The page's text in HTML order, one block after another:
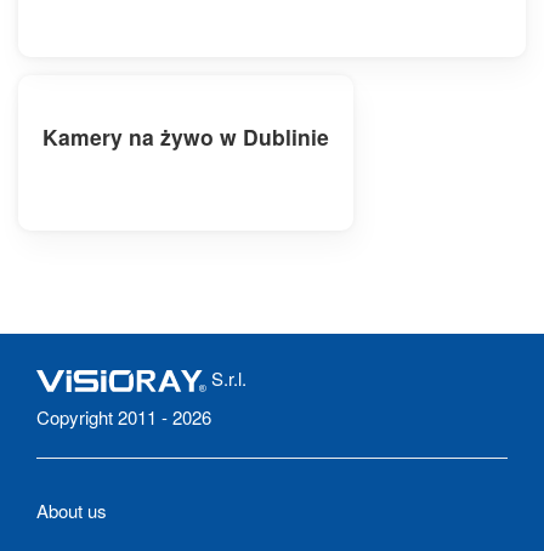
Kamery na żywo w Dublinie
S.r.l.
Copyright 2011 - 2026
About us